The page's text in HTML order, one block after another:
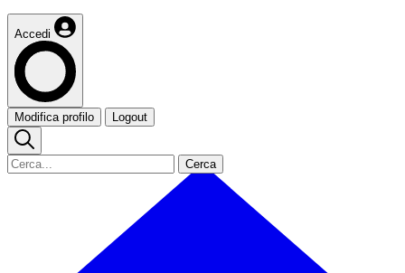
Accedi
Modifica profilo Logout
Cerca